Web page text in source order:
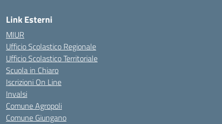
Link Esterni
MIUR
Ufficio Scolastico Regionale
Ufficio Scolastico Territoriale
Scuola in Chiaro
Iscrizioni On Line
Invalsi
Comune Agropoli
Comune Giungano